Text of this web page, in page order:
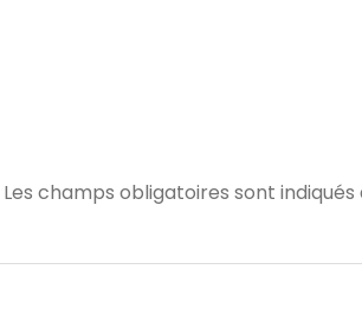
Les champs obligatoires sont indiqués